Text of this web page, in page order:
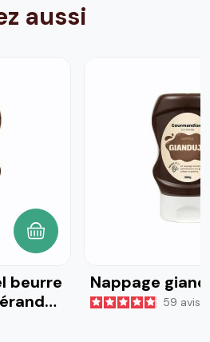
aussi
beurre
AJOUTER AU PANIER
Nappage
59 avis